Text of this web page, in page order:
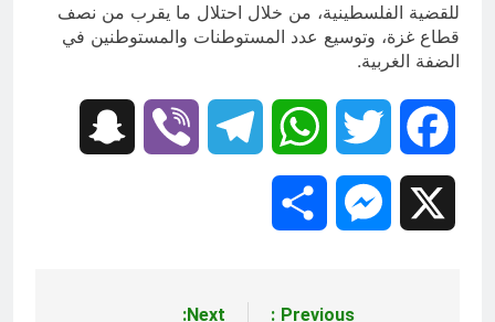
للقضية الفلسطينية، من خلال احتلال ما يقرب من نصف
قطاع غزة، وتوسيع عدد المستوطنات والمستوطنين في
الضفة الغربية.
Facebook
Twitter
WhatsApp
Telegram
Viber
Messenger
Previous:
Next: